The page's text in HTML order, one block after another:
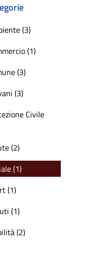
(3)
(1)
(3)
(3)
Civile
(2)
(1)
(1)
(1)
(2)